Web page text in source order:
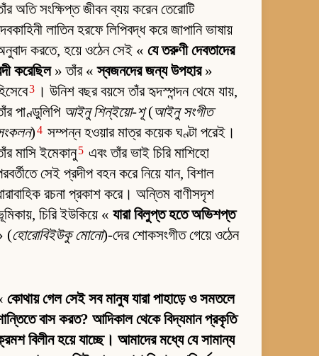
অতি সংক্ষিপ্ত জীবন ব্যয় করেন তেরোটি
লাতিন হরফে লিপিবদ্ধ করে জাপানি ভাষায়
করতে, হয়ে ওঠেন সেই «যে তরুণী দেবতাদের
করেছিল» তাঁর «স্বজনদের জন্য উপহার»
3 । উনিশ বছর বয়সে তাঁর হৃদস্পন্দন থেমে যায়,
পাণ্ডুলিপি আইনু শিন্‌ইয়ো-শূ(আইনু সংগীত
)4 সম্পন্ন হওয়ার মাত্র কয়েক ঘণ্টা পরেই।
মাসি ইমেকানু5 এবং তাঁর ভাই চিরি মাশিহো
সেই প্রদীপ বহন করে নিয়ে যান, বিশাল
রচনা প্রকাশ করে। অন্তিম বাণীসদৃশ
চিরি ইউকিয়ে «যারা বিলুপ্ত হতে অভিশপ্ত
(হোরোবিইউকু মোনো)-দের শোকসংগীত গেয়ে ওঠেন
কোথায় গেল সেই সব মানুষ যারা পাহাড়ে ও সমতলে
বাস করত? আদিকাল থেকে বিদ্যমান প্রকৃতি
বিলীন হয়ে যাচ্ছে। আমাদের মধ্যে যে সামান্য